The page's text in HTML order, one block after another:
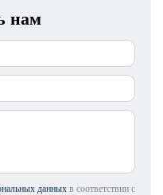
нам
данных в соответствии с